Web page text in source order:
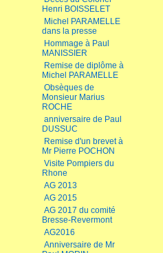
Henri BOISSELET
Michel PARAMELLE
dans la presse
Hommage à Paul
MANISSIER
Remise de diplôme à
Michel PARAMELLE
Obsèques de
Monsieur Marius
ROCHE
anniversaire de Paul
DUSSUC
Remise d'un brevet à
Mr Pierre POCHON
Visite Pompiers du
Rhone
AG 2013
AG 2015
AG 2017 du comité
Bresse-Revermont
AG2016
Anniversaire de Mr